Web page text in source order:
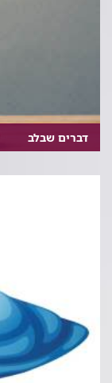
דברים שבלב